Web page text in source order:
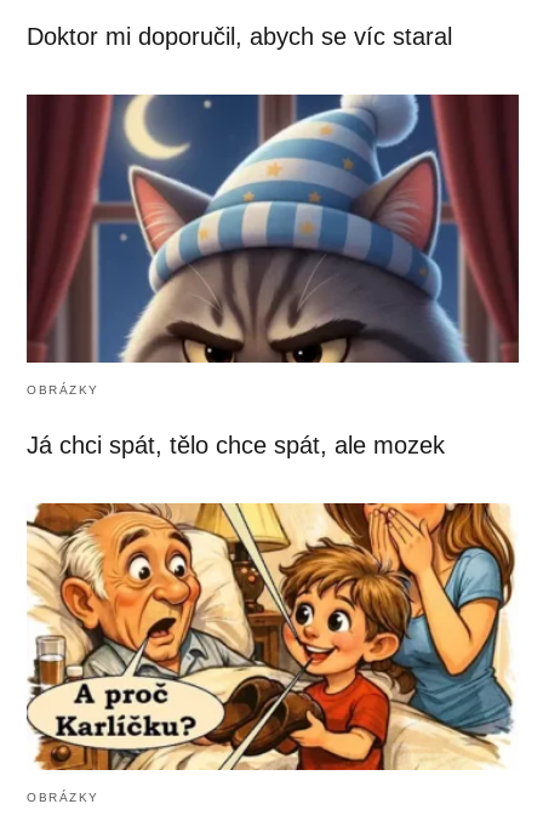
Doktor mi doporučil, abych se víc staral
OBRÁZKY
Já chci spát, tělo chce spát, ale mozek
OBRÁZKY